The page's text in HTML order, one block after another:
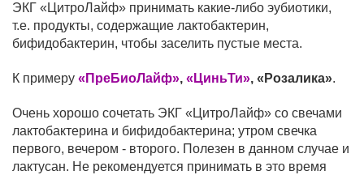
ЭКГ «ЦитроЛайф» принимать какие-либо эубиотики,
т.е. продукты, содержащие лактобактерин,
бифидобактерин, чтобы заселить пустые места.
К примеру «ПреБиоЛайф», «ЦиньТи», «Розалика».
Очень хорошо сочетать ЭКГ «ЦитроЛайф» со свечами
лактобактерина и бифидобактерина; утром свечка
первого, вечером - второго. Полезен в данном случае и
лактусан. Не рекомендуется принимать в это время